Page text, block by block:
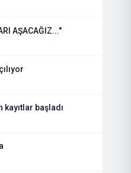
AŞACAĞIZ..."
kayıtlar başladı